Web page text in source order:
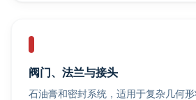
阀门、法兰与接头
石油膏和密封系统，适用于复杂几何形